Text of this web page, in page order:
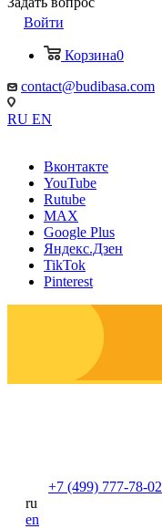
Войти
Корзина0
contact@budibasa.com
RU EN
Вконтакте
YouTube
Rutube
MAX
Google Plus
Яндекс.Дзен
TikTok
Pinterest
+7 (499) 777-78-02
ru
en